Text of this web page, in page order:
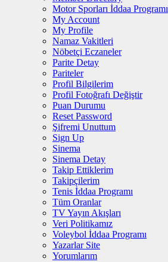
Motor Sporları İddaa Programı
My Account
My Profile
Namaz Vakitleri
Nöbetçi Eczaneler
Parite Detay
Pariteler
Profil Bilgilerim
Profil Fotoğrafı Değiştir
Puan Durumu
Reset Password
Şifremi Unuttum
Sign Up
Sinema
Sinema Detay
Takip Ettiklerim
Takipçilerim
Tenis İddaa Programı
Tüm Oranlar
TV Yayın Akışları
Veri Politikamız
Voleybol İddaa Programı
Yazarlar Site
Yorumlarım